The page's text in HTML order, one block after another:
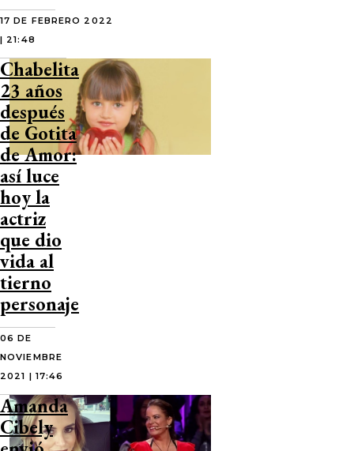
17 DE FEBRERO 2022
| 21:48
Chabelita
23 años
después
de Gotita
de Amor:
así luce
hoy la
actriz
que dio
vida al
tierno
personaje
06 DE
NOVIEMBRE
2021 | 17:46
Amanda
Cibely